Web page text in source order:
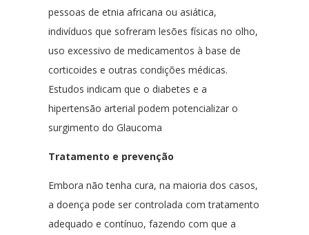
pessoas de etnia africana ou asiática,
indivíduos que sofreram lesões físicas no olho,
uso excessivo de medicamentos à base de
corticoides e outras condições médicas.
Estudos indicam que o diabetes e a
hipertensão arterial podem potencializar o
surgimento do Glaucoma
Tratamento e prevenção
Embora não tenha cura, na maioria dos casos,
a doença pode ser controlada com tratamento
adequado e contínuo, fazendo com que a